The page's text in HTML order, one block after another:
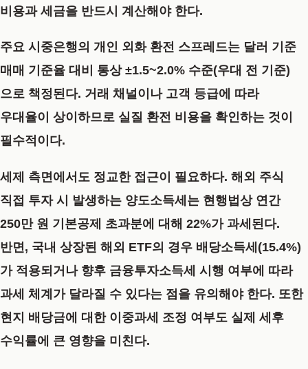
비용과 세금을 반드시 계산해야 한다.
주요 시중은행의 개인 외화 환전 스프레드는 달러 기준
매매 기준율 대비 통상 ±1.5~2.0% 수준(우대 전 기준)
으로 책정된다. 거래 채널이나 고객 등급에 따라
우대율이 상이하므로 실질 환전 비용을 확인하는 것이
필수적이다.
세제 측면에서도 정교한 접근이 필요하다. 해외 주식
직접 투자 시 발생하는 양도소득세는 현행법상 연간
250만 원 기본공제 초과분에 대해 22%가 과세된다.
반면, 국내 상장된 해외 ETF의 경우 배당소득세(15.4%)
가 적용되거나 향후 금융투자소득세 시행 여부에 따라
과세 체계가 달라질 수 있다는 점을 유의해야 한다. 또한
현지 배당금에 대한 이중과세 조정 여부도 실제 세후
수익률에 큰 영향을 미친다.